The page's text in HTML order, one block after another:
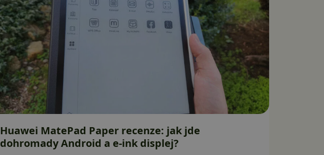
Huawei MatePad Paper recenze: jak jde
dohromady Android a e-ink displej?